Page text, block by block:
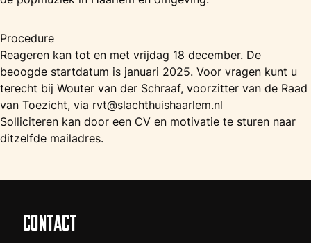
Procedure
Reageren kan tot en met vrijdag 18 december. De
beoogde startdatum is januari 2025. Voor vragen kunt u
terecht bij Wouter van der Schraaf, voorzitter van de Raad
van Toezicht, via rvt@slachthuishaarlem.nl
Solliciteren kan door een CV en motivatie te sturen naar
ditzelfde mailadres.
CONTACT